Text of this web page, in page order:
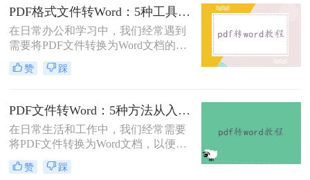
域多年的测评博主，我深知一份格式
错乱、需要手动调整数小时的Word文
档，对职场人来说是多么糟糕的体
验。那么pdf转word如何保留原格式
呢？
PDF格式文件转Word：5种工具按文件来源和用途对照选择！
在日常办公和学习中，我们经常遇到
需要将PDF文件转换为Word文档的需
求。PDF格式的文件如何转Word一直
是困扰许多用户的难题。无论是需要
调整报告格式，掌握高效的PDF转
Word技巧都至关重要。本文将为您详
细介绍几种经过实践验证的有效方
法，帮助您快速解决格式转换问题。
赞 踩
PDF文件转Word：5种方法从入门到避坑的实操指南！
在日常生活和工作中，我们经常需要
将PDF文件转换为Word文档，以便于
编辑和修改。那么怎么把pdf文件转换
成word呢？本文将详细介绍几种将
赞 踩